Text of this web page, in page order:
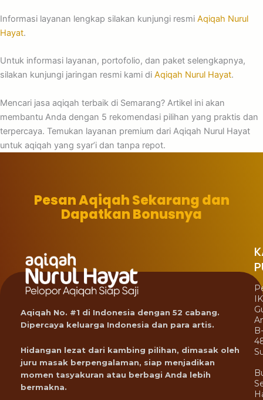
Informasi layanan lengkap silakan kunjungi resmi Aqiqah Nurul
Hayat.
Untuk informasi layanan, portofolio, dan paket selengkapnya,
silakan kunjungi jaringan resmi kami di Aqiqah Nurul Hayat.
Mencari jasa aqiqah terbaik di Semarang? Artikel ini akan
membantu Anda dengan 5 rekomendasi pilihan yang praktis dan
terpercaya. Temukan layanan premium dari Aqiqah Nurul Hayat
untuk aqiqah yang syar’i dan tanpa repot.
Pesan Aqiqah Sekarang dan
Dapatkan Bonusnya
Aqiqah No. #1 di Indonesia dengan 52 cabang.
Dipercaya keluarga Indonesia dan para artis.
Hidangan lezat dari kambing pilihan, dimasak oleh
juru masak berpengalaman, siap menjadikan
momen tasyakuran atau berbagi Anda lebih
bermakna.
B-